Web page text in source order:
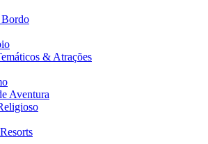
& Atrações
Aventura